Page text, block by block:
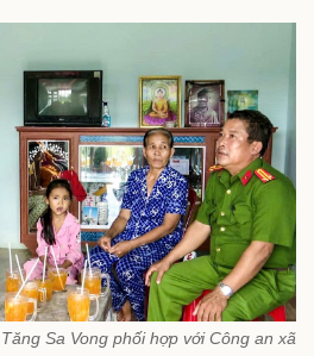
Sa Vong phối hợp với Công an xã